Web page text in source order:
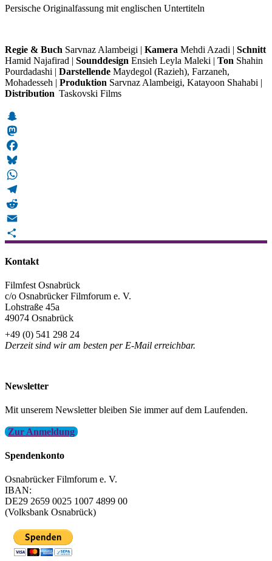
Persische Originalfassung mit englischen Untertiteln
Regie & Buch Sarvnaz Alambeigi | Kamera Mehdi Azadi | Schnitt
Hamid Najafirad | Sounddesign Ensieh Leyla Maleki | Ton Shahin
Pourdadashi | Darstellende Maydegol (Razieh), Farzaneh,
Mohadesseh | Produktion Sarvnaz Alambeigi, Katayoon Shahabi |
Distribution Taskovski Films
Snapchat
Mastodon
Facebook
Bluesky
WhatsApp
Telegram
Reddit
Email
Kontakt
Filmfest Osnabrück
c/o Osnabrücker Filmforum e. V.
Lohstraße 45a
49074 Osnabrück
+49 (0) 541 298 24
Derzeit sind wir am besten per E-Mail erreichbar.
Newsletter
Mit unserem Newsletter bleiben Sie immer auf dem Laufenden.
Zur Anmeldung
Spendenkonto
Osnabrücker Filmforum e. V.
IBAN:
DE29 2659 0025 1007 4899 00
(Volksbank Osnabrück)